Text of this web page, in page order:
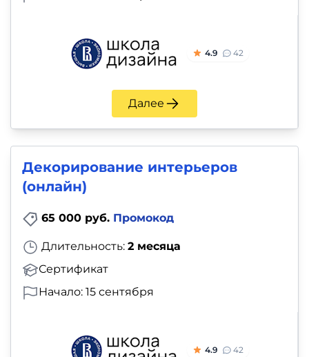
4.9 42
Далее
Декорирование интерьеров
(онлайн)
65 000 руб. Промокод
Длительность: 2 месяца
Сертификат
Начало: 15 сентября
4.9 42